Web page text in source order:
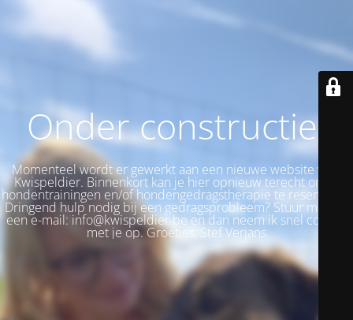
Onder constructie!
Momenteel wordt er gewerkt aan een nieuwe website voor
Kwispeldier. Binnenkort kan je hier opnieuw terecht om je
hondentrainingen en/of hondengedragstherapie te reserveren.
Dringend hulp nodig bij een gedragsprobleem? Stuur me dan
een e-mail: info@kwispeldier.be en dan neem ik snel contact
met je op. Groetjes, Stef Verjans